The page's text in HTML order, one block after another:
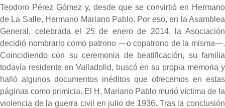
Teodoro Pérez Gómez y, desde que se convirtió en Hermano
de La Salle, Hermano Mariano Pablo. Por eso, en la Asamblea
General, celebrada el 25 de enero de 2014, la Asociación
decidió nombrarlo como patrono —o copatrono de la misma—.
Coincidiendo con su ceremonia de beatificación, su familia
todavía residente en Valladolid, buscó en su propia memoria y
halló algunos documentos inéditos que ofrecemos en estas
páginas como primicia. El H. Mariano Pablo murió víctima de la
violencia de la guerra civil en julio de 1936. Tras la conclusión